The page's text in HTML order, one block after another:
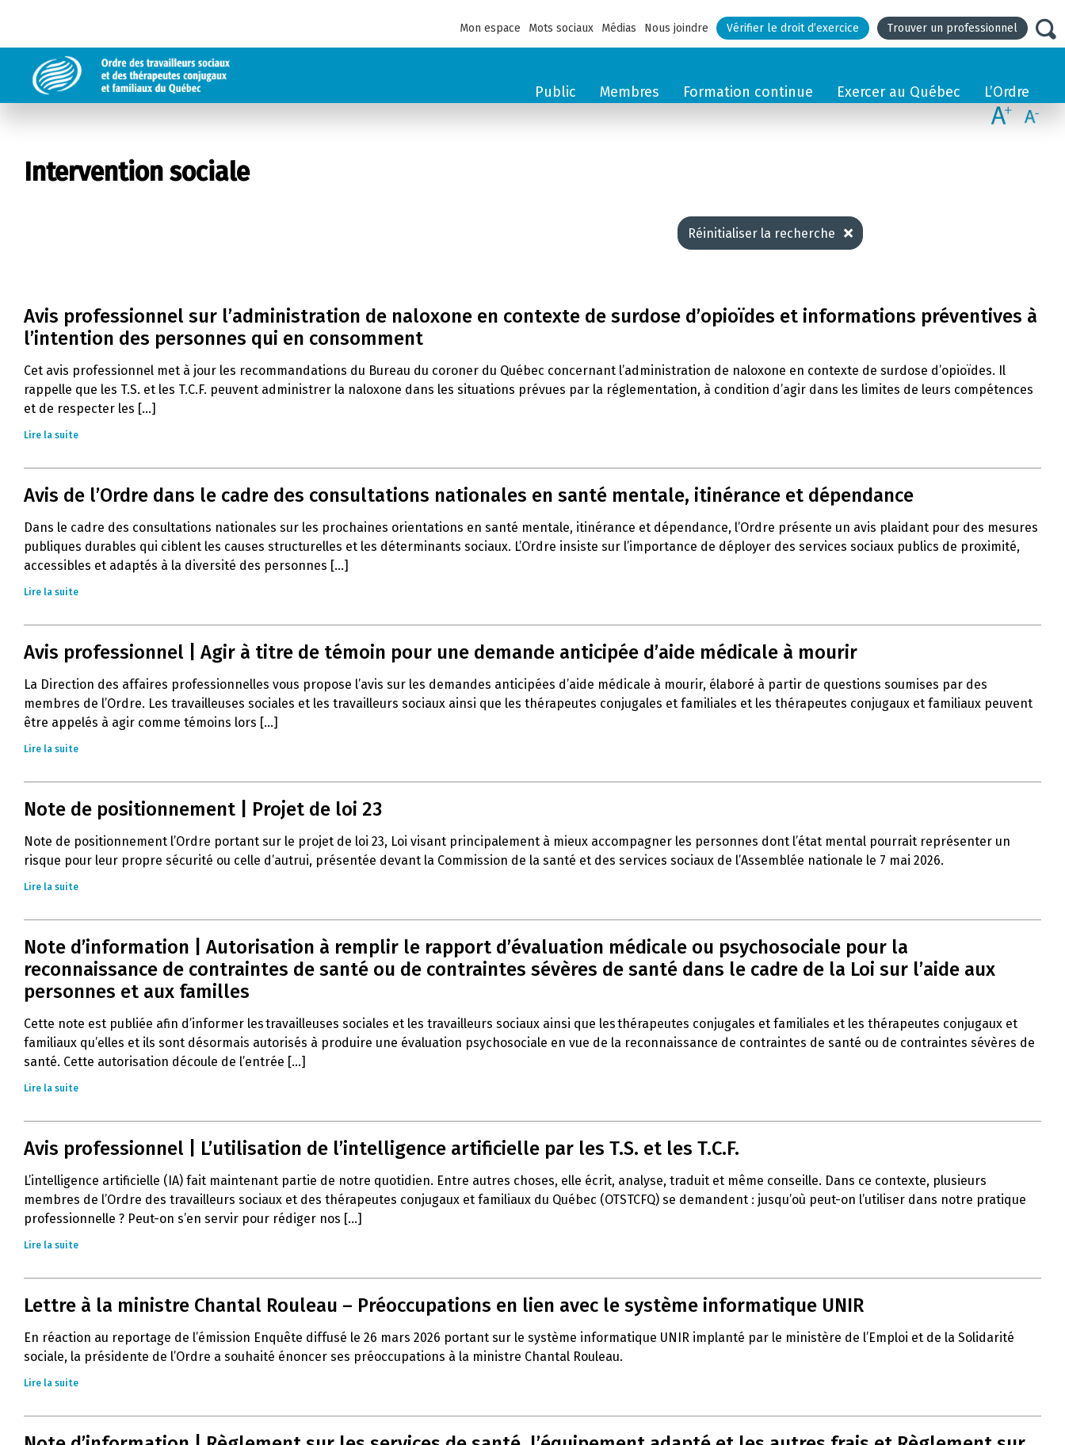
Mon espace Mots sociaux Médias Nous joindre Vérifier le droit d’exercice Trouver un professionnel
Public Membres Formation continue Exercer au Québec L’Ordre
Intervention sociale
Réinitialiser la recherche
Avis professionnel sur l’administration de naloxone en contexte de surdose d’opioïdes et informations préventives à
l’intention des personnes qui en consomment
Cet avis professionnel met à jour les recommandations du Bureau du coroner du Québec concernant l’administration de naloxone en contexte de surdose d’opioïdes. Il
rappelle que les T.S. et les T.C.F. peuvent administrer la naloxone dans les situations prévues par la réglementation, à condition d’agir dans les limites de leurs compétences
et de respecter les [...]
Lire la suite
Avis de l’Ordre dans le cadre des consultations nationales en santé mentale, itinérance et dépendance
Dans le cadre des consultations nationales sur les prochaines orientations en santé mentale, itinérance et dépendance, l’Ordre présente un avis plaidant pour des mesures
publiques durables qui ciblent les causes structurelles et les déterminants sociaux. L’Ordre insiste sur l’importance de déployer des services sociaux publics de proximité,
accessibles et adaptés à la diversité des personnes [...]
Lire la suite
Avis professionnel | Agir à titre de témoin pour une demande anticipée d’aide médicale à mourir
La Direction des affaires professionnelles vous propose l’avis sur les demandes anticipées d’aide médicale à mourir, élaboré à partir de questions soumises par des
membres de l’Ordre. Les travailleuses sociales et les travailleurs sociaux ainsi que les thérapeutes conjugales et familiales et les thérapeutes conjugaux et familiaux peuvent
être appelés à agir comme témoins lors [...]
Lire la suite
Note de positionnement | Projet de loi 23
Note de positionnement l’Ordre portant sur le projet de loi 23, Loi visant principalement à mieux accompagner les personnes dont l’état mental pourrait représenter un
risque pour leur propre sécurité ou celle d’autrui, présentée devant la Commission de la santé et des services sociaux de l’Assemblée nationale le 7 mai 2026.
Lire la suite
Note d’information | Autorisation à remplir le rapport d’évaluation médicale ou psychosociale pour la
reconnaissance de contraintes de santé ou de contraintes sévères de santé dans le cadre de la Loi sur l’aide aux
personnes et aux familles
Cette note est publiée afin d’informer les travailleuses sociales et les travailleurs sociaux ainsi que les thérapeutes conjugales et familiales et les thérapeutes conjugaux et
familiaux qu’elles et ils sont désormais autorisés à produire une évaluation psychosociale en vue de la reconnaissance de contraintes de santé ou de contraintes sévères de
santé. Cette autorisation découle de l’entrée [...]
Lire la suite
Avis professionnel | L’utilisation de l’intelligence artificielle par les T.S. et les T.C.F.
L’intelligence artificielle (IA) fait maintenant partie de notre quotidien. Entre autres choses, elle écrit, analyse, traduit et même conseille. Dans ce contexte, plusieurs
membres de l’Ordre des travailleurs sociaux et des thérapeutes conjugaux et familiaux du Québec (OTSTCFQ) se demandent : jusqu’où peut-on l’utiliser dans notre pratique
professionnelle ? Peut-on s’en servir pour rédiger nos [...]
Lire la suite
Lettre à la ministre Chantal Rouleau – Préoccupations en lien avec le système informatique UNIR
En réaction au reportage de l’émission Enquête diffusé le 26 mars 2026 portant sur le système informatique UNIR implanté par le ministère de l’Emploi et de la Solidarité
sociale, la présidente de l’Ordre a souhaité énoncer ses préoccupations à la ministre Chantal Rouleau.
Lire la suite